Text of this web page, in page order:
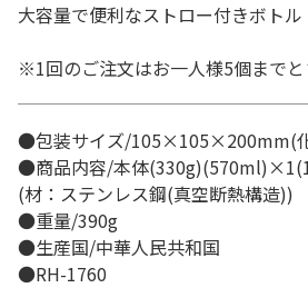
大容量で便利なストロー付きボトル
※1回のご注文はお一人様5個までと
●包装サイズ/105×105×200mm(
●商品内容/本体
(材：ステンレス鋼(真空断熱構造))
●重量/390g
●生産国/中華人民共和国
●RH-1760